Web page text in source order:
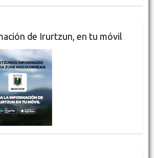
de Irurtzun, en tu móvil